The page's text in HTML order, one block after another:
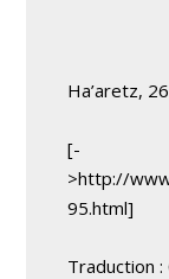
Ha’aretz,
[-
>http://
95.html]
Traduction